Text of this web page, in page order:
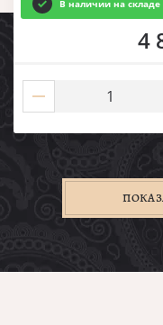
В наличии на складе
4